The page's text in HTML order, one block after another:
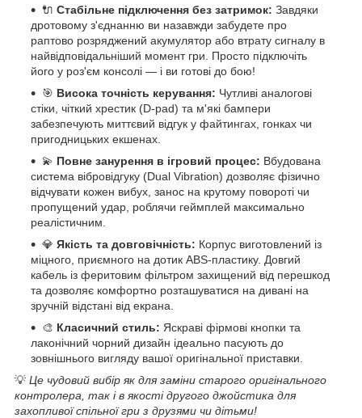
🔌 Стабільне підключення без затримок: Завдяки
дротовому з'єднанню ви назавжди забудете про
раптово розряджений акумулятор або втрату сигналу в
найвідповідальніший момент гри. Просто підключіть
його у роз'єм консолі — і ви готові до бою!
🎯 Висока точність керування: Чутливі аналогові
стіки, чіткий хрестик (D-pad) та м'які бампери
забезпечують миттєвий відгук у файтингах, гонках чи
пригодницьких екшенах.
💫 Повне занурення в ігровий процес: Вбудована
система вібровідгуку (Dual Vibration) дозволяє фізично
відчувати кожен вибух, занос на крутому повороті чи
пропущений удар, роблячи геймплей максимально
реалістичним.
💎 Якість та довговічність: Корпус виготовлений із
міцного, приємного на дотик ABS-пластику. Довгий
кабель із феритовим фільтром захищений від перешкод
та дозволяє комфортно розташуватися на дивані на
зручній відстані від екрана.
🎨 Класичний стиль: Яскраві фірмові кнопки та
лаконічний чорний дизайн ідеально пасують до
зовнішнього вигляду вашої оригінальної приставки.
💡 Це чудовий вибір як для заміни старого оригінального
контролера, так і в якості другого джойстика для
захопливої спільної гри з друзями чи дітьми!